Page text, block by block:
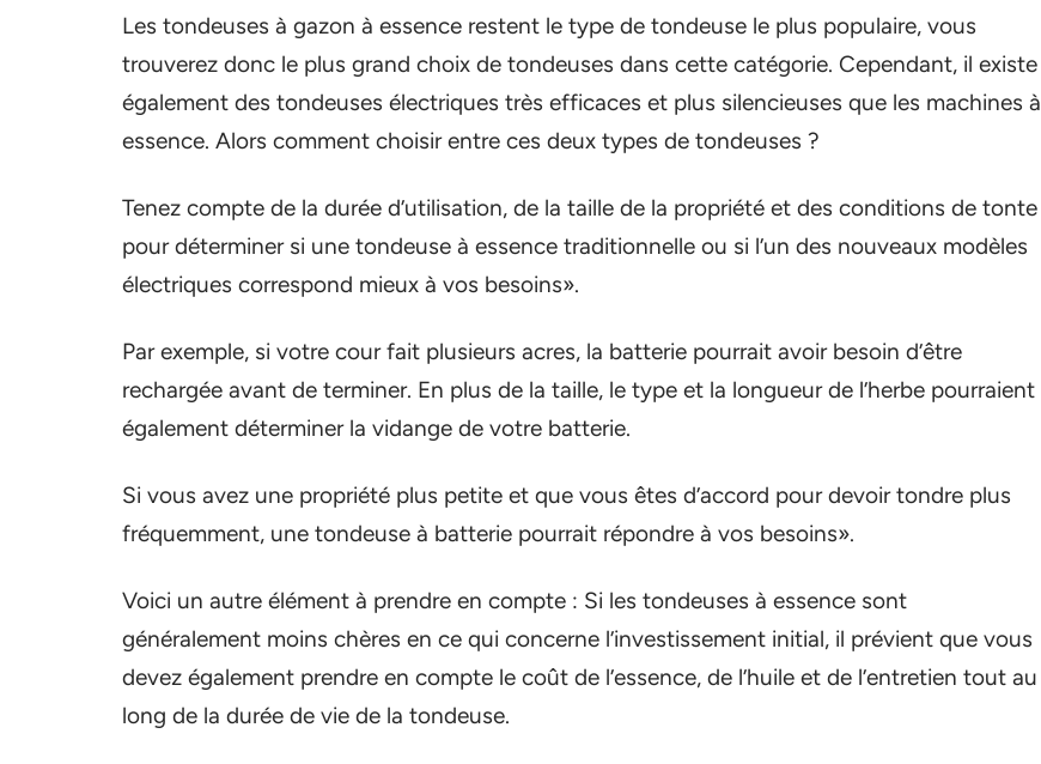
Les tondeuses à gazon à essence restent le type de tondeuse le plus populaire, vous
trouverez donc le plus grand choix de tondeuses dans cette catégorie. Cependant, il existe
également des tondeuses électriques très efficaces et plus silencieuses que les machines à
essence. Alors comment choisir entre ces deux types de tondeuses ?
Tenez compte de la durée d’utilisation, de la taille de la propriété et des conditions de tonte
pour déterminer si une tondeuse à essence traditionnelle ou si l’un des nouveaux modèles
électriques correspond mieux à vos besoins».
Par exemple, si votre cour fait plusieurs acres, la batterie pourrait avoir besoin d’être
rechargée avant de terminer. En plus de la taille, le type et la longueur de l’herbe pourraient
également déterminer la vidange de votre batterie.
Si vous avez une propriété plus petite et que vous êtes d’accord pour devoir tondre plus
fréquemment, une tondeuse à batterie pourrait répondre à vos besoins».
Voici un autre élément à prendre en compte : Si les tondeuses à essence sont
généralement moins chères en ce qui concerne l’investissement initial, il prévient que vous
devez également prendre en compte le coût de l’essence, de l’huile et de l’entretien tout au
long de la durée de vie de la tondeuse.